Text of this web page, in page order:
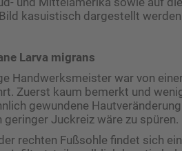
kasuistisch dargestellt
Larva migrans
Handwerksmeister war von
Zuerst kaum bemerkt und
gewundene
geringer Juckreiz wäre zu
rechten Fußsohle findet sich